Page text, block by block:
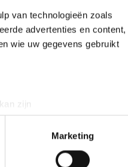
van technologieën zoals
advertenties en content,
wie uw gegevens gebruikt
zijn
detailgedeeltein. U kunt uw
Marketing